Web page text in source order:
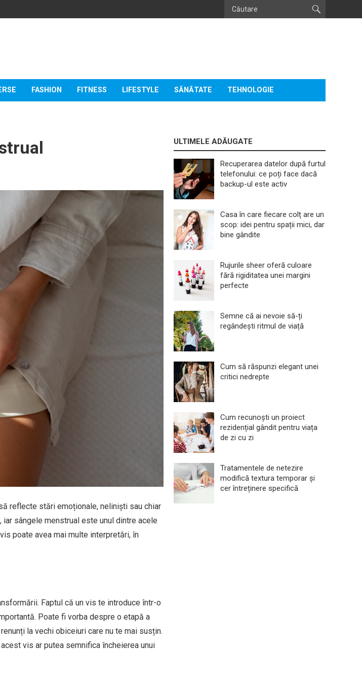
FASHION FITNESS LIFESTYLE SĂNĂTATE TEHNOLOGIE
reflecte stări emoționale, neliniști sau chiar
sângele menstrual este unul dintre acele
poate avea mai multe interpretări, în
Faptul că un vis te introduce într-o
Poate fi vorba despre o etapă a
la vechi obiceiuri care nu te mai susțin.
vis ar putea semnifica încheierea unui
ULTIMELE ADĂUGATE
Recuperarea datelor după furtul
telefonului: ce poți face dacă
backup-ul este activ
Casa în care fiecare colț are un
scop: idei pentru spații mici, dar
bine gândite
Rujurile sheer oferă culoare
fără rigiditatea unei margini
perfecte
Semne că ai nevoie să-ți
regândești ritmul de viață
Cum să răspunzi elegant unei
critici nedrepte
Cum recunoști un proiect
rezidențial gândit pentru viața
de zi cu zi
Tratamentele de netezire
modifică textura temporar și
cer întreținere specifică